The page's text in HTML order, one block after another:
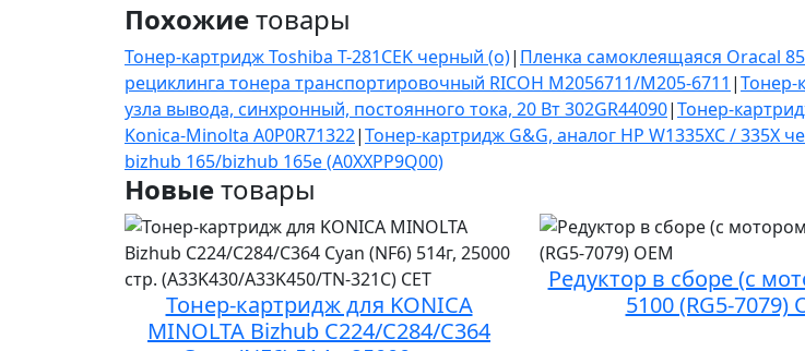
Похожиетовары
Тонер-картридж Toshiba T-281CEK черный (o)| Пленка самоклеящаяся Oracal
рециклинга тонера транспортировочный RICOH M2056711/M205-6711 |Тонер-
узла вывода, синхронный, постоянного тока, 20 Вт 302GR44090|Тонер-
Konica-Minolta A0P0R71322|Тонер-картридж G&G, аналог HP W1335XC / 335X
bizhub 165/bizhub 165e (A0XXPP9Q00)
Новыетовары
Тонер-картридж для KONICA
MINOLTA Bizhub C224/C284/C364
Редуктор в сборе (с
5100 (RG5-7079)